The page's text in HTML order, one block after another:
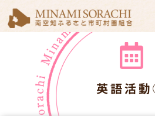
英語活